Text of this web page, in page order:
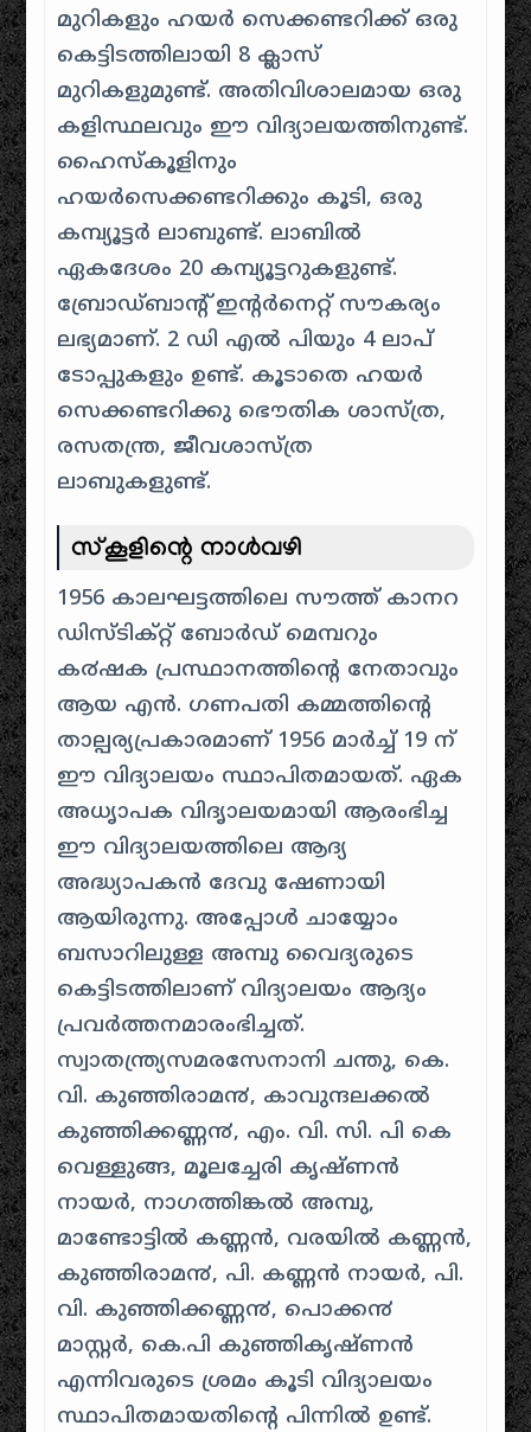
മുറികളും ഹയർ സെക്കണ്ടറിക്ക് ഒരു
കെട്ടിടത്തിലായി 8 ക്ലാസ്
മുറികളുമുണ്ട്. അതിവിശാലമായ ഒരു
കളിസ്ഥലവും ഈ വിദ്യാലയത്തിനുണ്ട്.
ഹൈസ്കൂളിനും
ഹയർസെക്കണ്ടറിക്കും കൂടി, ഒരു
കമ്പ്യൂട്ടർ ലാബുണ്ട്. ലാബിൽ
ഏകദേശം 20 കമ്പ്യൂട്ടറുകളുണ്ട്.
ബ്രോഡ്ബാന്റ് ഇന്റർനെറ്റ് സൗകര്യം
ലഭ്യമാണ്. 2 ഡി എൽ പിയും 4 ലാപ്
ടോപ്പുകളും ഉണ്ട്. കൂടാതെ ഹയർ
സെക്കണ്ടറിക്കു ഭൌതിക ശാസ്ത്ര,
രസതന്ത്ര, ജീവശാസ്ത്ര
ലാബുകളുണ്ട്.
സ്കൂളിന്റെ നാൾവഴി
1956 കാലഘട്ടത്തിലെ സൗത്ത് കാനറ
ഡിസ്ടിക്റ്റ് ബോർഡ് മെമ്പറും
ക൪ഷക പ്രസ്ഥാനത്തിന്റെ നേതാവും
ആയ എൻ. ഗണപതി കമ്മത്തിന്റെ
താല്പര്യപ്രകാരമാണ് 1956 മാർച്ച് 19 ന്
ഈ വിദ്യാലയം സ്ഥാപിതമായത്. ഏക
അധൃാപക വിദൃാലയമായി ആരംഭിച്ച
ഈ വിദ്യാലയത്തിലെ ആദ്യ
അദ്ധ്യാപകൻ ദേവു ഷേണായി
ആയിരുന്നു. അപ്പോൾ ചായ്യോം
ബസാറിലുള്ള അമ്പു വൈദ്യരുടെ
കെട്ടിടത്തിലാണ് വിദ്യാലയം ആദ്യം
പ്രവർത്തനമാരംഭിച്ചത്.
സ്വാതന്ത്ര്യസമരസേനാനി ചന്തു, കെ.
വി. കുഞ്ഞിരാമ൯, കാവുന്ദലക്കൽ
കുഞ്ഞിക്കണ്ണ൯, എം. വി. സി. പി കെ
വെള്ളുങ്ങ, മൂലച്ചേരി കൃഷ്ണൻ
നായർ, നാഗത്തിങ്കൽ അമ്പു,
മാണ്ടോട്ടിൽ കണ്ണൻ, വരയിൽ കണ്ണൻ,
കുഞ്ഞിരാമ൯, പി. കണ്ണൻ നായർ, പി.
വി. കുഞ്ഞിക്കണ്ണ൯, പൊക്ക൯
മാസ്റ്റർ, കെ.പി കുഞ്ഞികൃഷ്ണൻ
എന്നിവരുടെ ശ്രമം കൂടി വിദ്യാലയം
സ്ഥാപിതമായതിന്റെ പിന്നിൽ ഉണ്ട്.